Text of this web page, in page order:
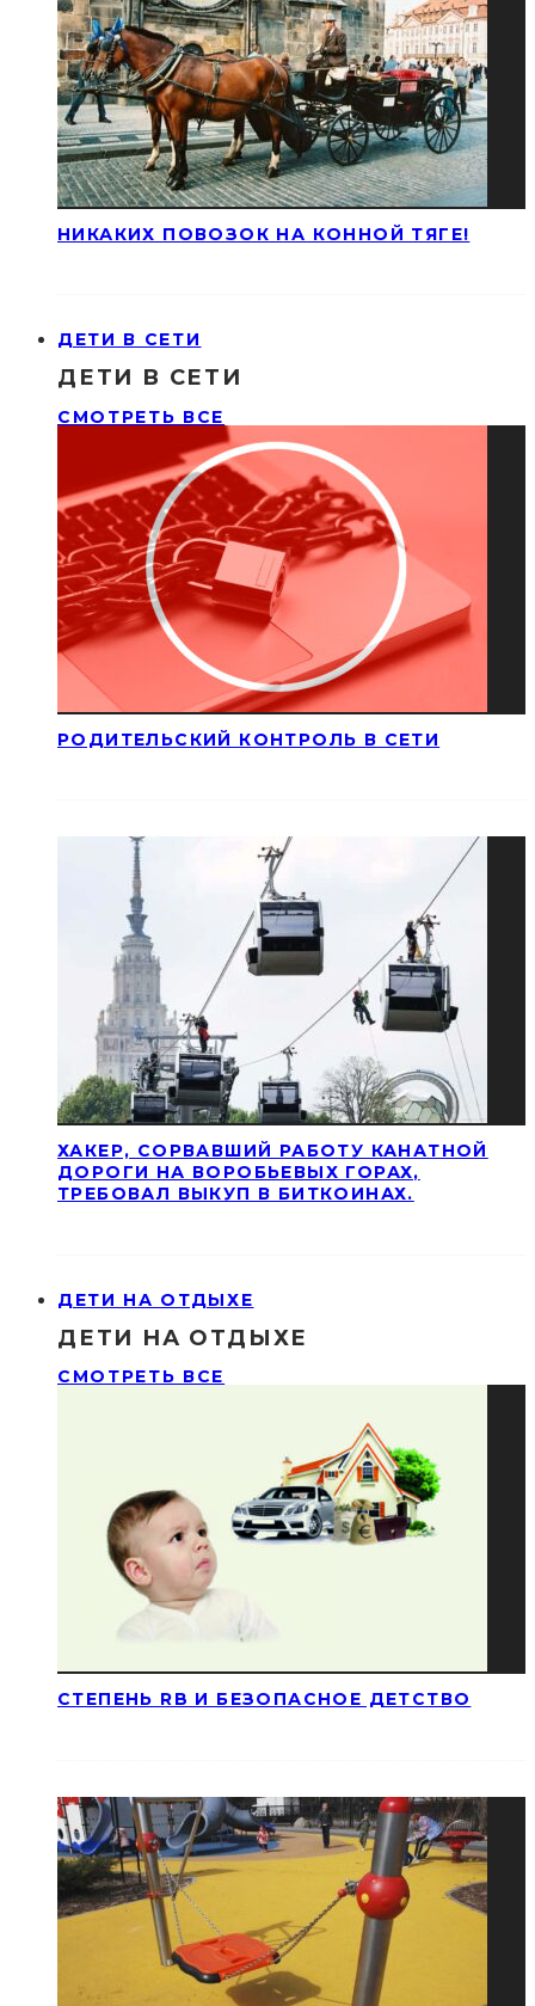
НИКАКИХ ПОВОЗОК НА КОННОЙ ТЯГЕ!
ДЕТИ В СЕТИ
ДЕТИ В СЕТИ
СМОТРЕТЬ ВСЕ
РОДИТЕЛЬСКИЙ КОНТРОЛЬ В СЕТИ
ХАКЕР, СОРВАВШИЙ РАБОТУ КАНАТНОЙ
ДОРОГИ НА ВОРОБЬЕВЫХ ГОРАХ,
ТРЕБОВАЛ ВЫКУП В БИТКОИНАХ.
ДЕТИ НА ОТДЫХЕ
ДЕТИ НА ОТДЫХЕ
СМОТРЕТЬ ВСЕ
СТЕПЕНЬ RB И БЕЗОПАСНОЕ ДЕТСТВО